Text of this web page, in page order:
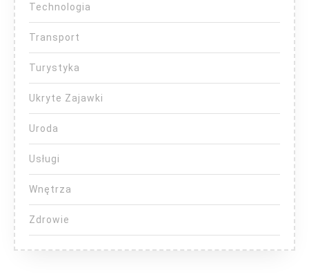
Technologia
Transport
Turystyka
Ukryte Zajawki
Uroda
Usługi
Wnętrza
Zdrowie